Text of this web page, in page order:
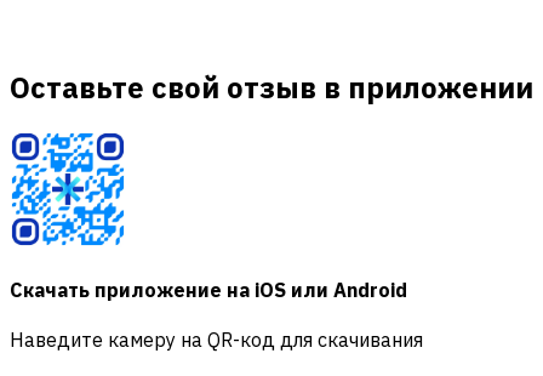
Оставьте свой отзыв в приложении
Скачать приложение на iOS или Android
Наведите камеру на QR-код для скачивания